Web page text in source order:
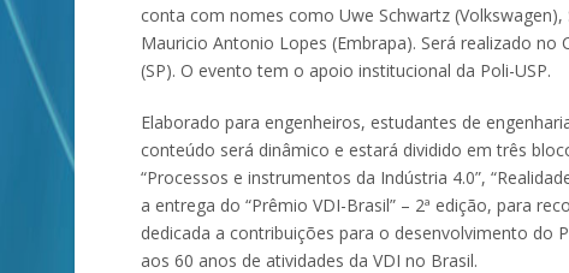
conta com nomes como Uwe Schwartz
Mauricio Antonio Lopes (Embrapa). Será realizado
(SP). O evento tem o apoio institucional da Poli-USP.
Elaborado para engenheiros, estudantes de
conteúdo será dinâmico e estará dividido em três
“Processos e instrumentos da Indústria 4.0”,
a entrega do “Prêmio VDI-Brasil” – 2ª edição, para
dedicada a contribuições para o desenvolvimento do
aos 60 anos de atividades da VDI no Brasil.